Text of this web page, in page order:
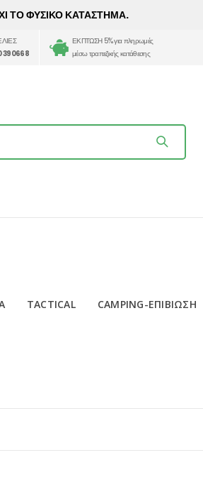
ΤΟ ΦΥΣΙΚΟ ΚΑΤΑΣΤΗΜΑ.
390668
ΕΚΠΤΩΣΗ 5% για πληρωμές
μέσω τραπεζικής κατάθεσης
TACTICAL CAMPING-ΕΠΙΒΙΩΣΗ